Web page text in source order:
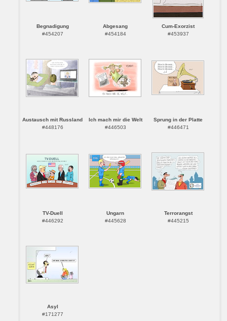
Begnadigung
#454207
Abgesang
#454184
Cum-Exorzist
#453937
Austausch mit Russland
#448176
Ich mach mir die Welt
#446503
Sprung in der Platte
#446471
TV-Duell
#446292
Ungarn
#445628
Terrorangst
#445215
Asyl
#171277